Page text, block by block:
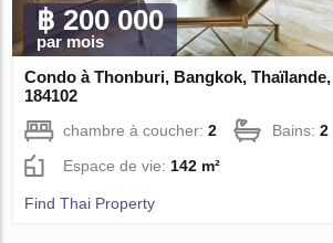
฿ 200 000
par mois
Condo à Thonburi, Bangkok,
184102
chambre à coucher:2 Bains:2
Espace de vie: 142 m²
Find Thai Property